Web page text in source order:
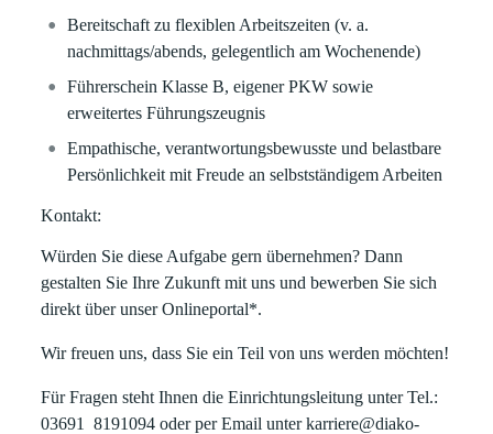
Bereitschaft zu flexiblen Arbeitszeiten (v. a.
nachmittags/abends, gelegentlich am Wochenende)
Führerschein Klasse B, eigener PKW sowie
erweitertes Führungszeugnis
Empathische, verantwortungsbewusste und belastbare
Persönlichkeit mit Freude an selbstständigem Arbeiten
Kontakt:
Würden Sie diese Aufgabe gern übernehmen? Dann
gestalten Sie Ihre Zukunft mit uns und bewerben Sie sich
direkt über unser Onlineportal*.
Wir freuen uns, dass Sie ein Teil von uns werden möchten!
Für Fragen steht Ihnen die Einrichtungsleitung unter Tel.:
03691 8191094 oder per Email unter karriere@diako-